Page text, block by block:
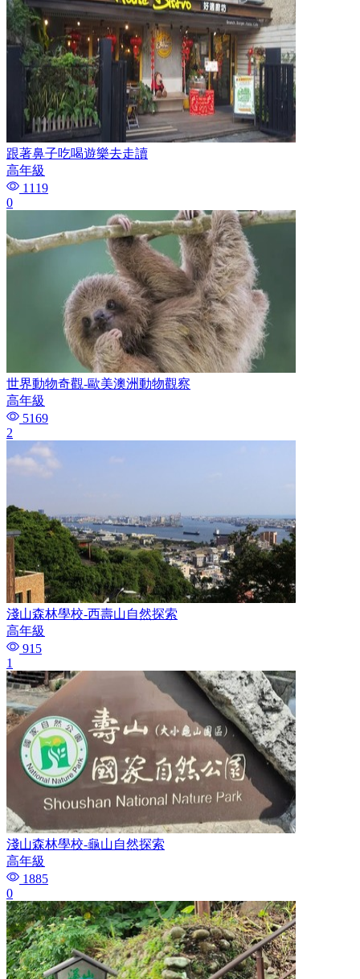
跟著鼻子吃喝遊樂去走讀
高年級
1119
0
世界動物奇觀-歐美澳洲動物觀察
高年級
5169
2
淺山森林學校-西壽山自然探索
高年級
915
1
淺山森林學校-龜山自然探索
高年級
1885
0